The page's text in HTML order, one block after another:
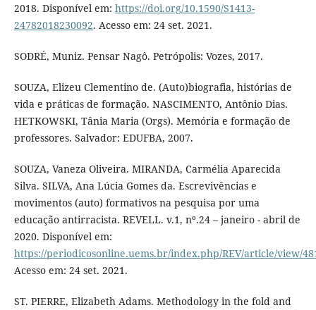
2018. Disponível em: https://doi.org/10.1590/S1413-
24782018230092. Acesso em: 24 set. 2021.
SODRÉ, Muniz. Pensar Nagô. Petrópolis: Vozes, 2017.
SOUZA, Elizeu Clementino de. (Auto)biografia, histórias de
vida e práticas de formação. NASCIMENTO, Antônio Dias.
HETKOWSKI, Tânia Maria (Orgs). Memória e formação de
professores. Salvador: EDUFBA, 2007.
SOUZA, Vaneza Oliveira. MIRANDA, Carmélia Aparecida
Silva. SILVA, Ana Lúcia Gomes da. Escrevivências e
movimentos (auto) formativos na pesquisa por uma
educação antirracista. REVELL. v.1, nº.24 – janeiro - abril de
2020. Disponível em:
https://periodicosonline.uems.br/index.php/REV/article/view/
Acesso em: 24 set. 2021.
ST. PIERRE, Elizabeth Adams. Methodology in the fold and